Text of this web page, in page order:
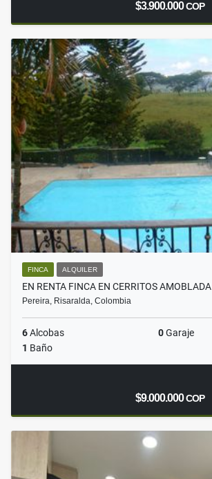
$3.900.000COP
FINCA ALQUILER
EN RENTA FINCA EN CERRITOS AMOBLADA
Pereira, Risaralda, Colombia
6Alcobas 0Garaje
1 Baño
$9.000.000COP